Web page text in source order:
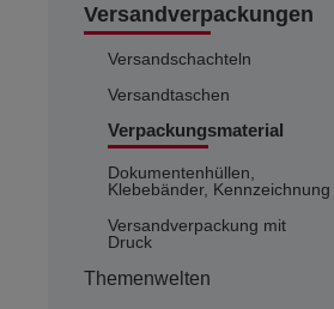
Versandverpackungen
Versandschachteln
Versandtaschen
Verpackungsmaterial
Dokumentenhüllen,
Klebebänder, Kennzeichnung
Versandverpackung mit
Druck
Themenwelten